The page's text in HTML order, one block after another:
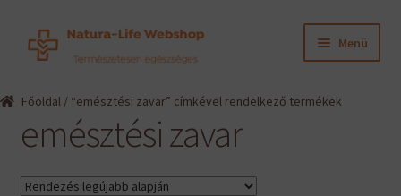
Ugrás
Kilépés
Menü
Információk
Gyártók
Főoldal/ “emésztési zavar” címkével rendelkező termékek
emésztési zavar